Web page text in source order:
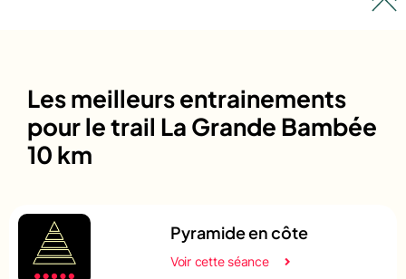
Les meilleurs entrainements
pour le trail La Grande Bambée
10 km
Pyramide en côte
Voir cette séance